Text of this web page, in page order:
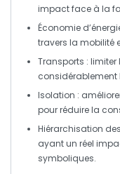
impact face à la
Économie
travers la mobilité
Transports :
considérablement
Isolation :
pour réduire la
Hiérarchisation
ayant un réel
symboliques.